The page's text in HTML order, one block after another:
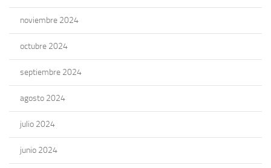
noviembre 2024
octubre 2024
septiembre 2024
agosto 2024
julio 2024
junio 2024